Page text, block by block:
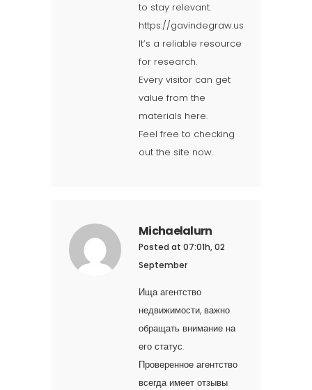
to stay relevant.
https://gavindegraw.us
It’s a reliable resource
for research.
Every visitor can get
value from the
materials here.
Feel free to checking
out the site now.
Michaelalurn
Posted at 07:01h, 02
September
Ища агентство
недвижимости, важно
обращать внимание на
его статус.
Проверенное агентство
всегда имеет отзывы